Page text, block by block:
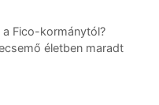
Fico-kormánytól?
életben maradt